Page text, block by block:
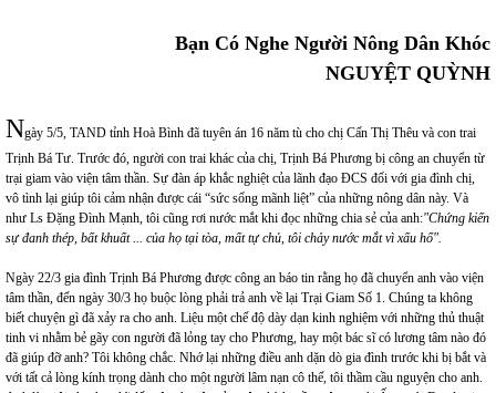
Bạn Có Nghe Người Nông Dân Khóc
NGUYỆT QUỲNH
Ngày 5/5, TAND tỉnh Hoà Bình đã tuyên án 16 năm tù cho chị Cấn Thị Thêu và con trai
Trịnh Bá Tư. Trước đó, người con trai khác của chị, Trịnh Bá Phương bị công an chuyển từ
trại giam vào viện tâm thần. Sự đàn áp khắc nghiệt của lãnh đạo ĐCS đối với gia đình chị,
vô tình lại giúp tôi cảm nhận được cái “sức sống mãnh liệt” của những nông dân này. Và
như Ls Đặng Đình Mạnh, tôi cũng rơi nước mắt khi đọc những chia sẻ của anh:"Chứng kiến
sự đanh thép, bất khuất ... của họ tại tòa, mất tự chủ, tôi chảy nước mắt vì xấu hổ".
Ngày 22/3 gia đình Trịnh Bá Phương được công an báo tin rằng họ đã chuyển anh vào viện
tâm thần, đến ngày 30/3 họ buộc lòng phải trả anh về lại Trại Giam Số 1. Chúng ta không
biết chuyện gì đã xảy ra cho anh. Liệu một chế độ dày dạn kinh nghiệm với những thủ thuật
tinh vi nhằm bẻ gãy con người đã lỏng tay cho Phương, hay một bác sĩ có lương tâm nào đó
đã giúp đỡ anh? Tôi không chắc. Nhớ lại những điều anh dặn dò gia đình trước khi bị bắt và
với tất cả lòng kính trọng dành cho một người lâm nạn cô thế, tôi thầm cầu nguyện cho anh.